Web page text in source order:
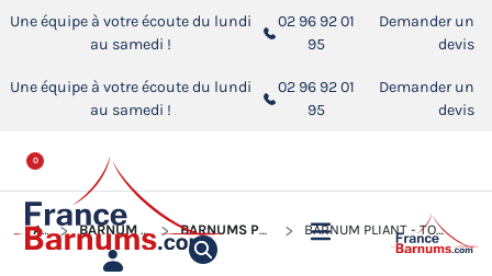
Une équipe à votre écoute du lundi
au samedi !
02 96 92 01
95
Demander un
devis
Une équipe à votre écoute du lundi
au samedi !
02 96 92 01
95
Demander un
devis
0
ACCUEIL BARNUM PLIANT - TONNELLE ACIER SEMI PRO BARNUMS PLIANTS - TONNELLES ACIER SEMI PRO 3MX6M BARNUM PLIANT - TONNELLE ACIER SEMI PRO 3MX6M BLEU AZUR AVEC PACK FENÊTRES